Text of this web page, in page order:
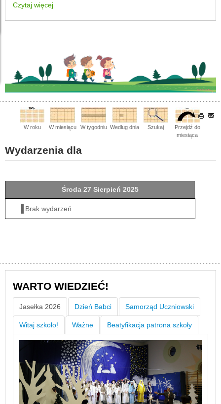
Czytaj więcej
W roku W miesiącu W tygodniu Według dnia Szukaj
Przejdź do
miesiąca
Wydarzenia dla
Środa 27 Sierpień 2025
Brak wydarzeń
WARTO WIEDZIEĆ!
Jasełka 2026 Dzień Babci Samorząd Uczniowski
Witaj szkoło! Ważne Beatyfikacja patrona szkoły